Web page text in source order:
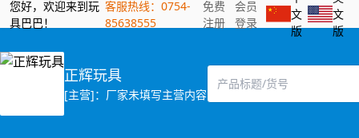
您好，欢迎来到玩
具巴巴！
客服热线：0754-
85638555
免费
注册
会员
登录
文
版
文
版
正辉玩具
[主营]：厂家未填写主营内容